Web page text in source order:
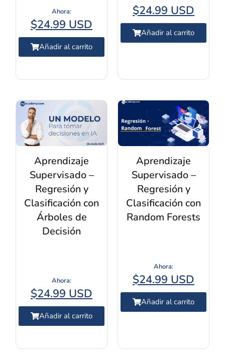
$24.99 USD
Añadir al carrito
$24.99 USD
Añadir al carrito
Aprendizaje
Supervisado –
Regresión y
Clasificación con
Árboles de
Decisión
$24.99 USD
Añadir al carrito
Aprendizaje
Supervisado –
Regresión y
Clasificación con
Random Forests
$24.99 USD
Añadir al carrito